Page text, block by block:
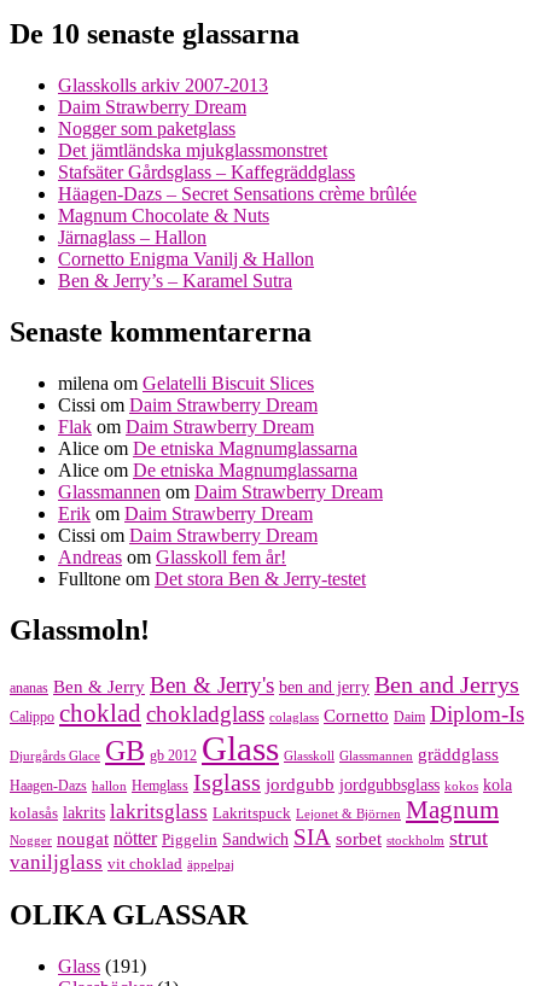
De 10 senaste glassarna
Glasskolls arkiv 2007-2013
Daim Strawberry Dream
Nogger som paketglass
Det jämtländska mjukglassmonstret
Stafsäter Gårdsglass – Kaffegräddglass
Häagen-Dazs – Secret Sensations crème brûlée
Magnum Chocolate & Nuts
Järnaglass – Hallon
Cornetto Enigma Vanilj & Hallon
Ben & Jerry’s – Karamel Sutra
Senaste kommentarerna
milena om Gelatelli Biscuit Slices
Cissi om Daim Strawberry Dream
Flak om Daim Strawberry Dream
Alice om De etniska Magnumglassarna
Alice om De etniska Magnumglassarna
Glassmannen om Daim Strawberry Dream
Erik om Daim Strawberry Dream
Cissi om Daim Strawberry Dream
Andreas om Glasskoll fem år!
Fulltone om Det stora Ben & Jerry-testet
Glassmoln!
ananas Ben & Jerry Ben & Jerry's ben and jerry Ben and Jerrys
Calippo choklad chokladglass colaglass Cornetto Daim Diplom-Is
Djurgårds Glace GB gb 2012 Glass Glasskoll Glassmannen gräddglass
Haagen-Dazs hallon Hemglass Isglass jordgubb jordgubbsglass kokos kola
kolasås lakrits lakritsglass Lakritspuck Lejonet & Björnen Magnum
Nogger nougat nötter Piggelin Sandwich SIA sorbet stockholm strut
vaniljglass vit choklad äppelpaj
OLIKA GLASSAR
Glass (191)